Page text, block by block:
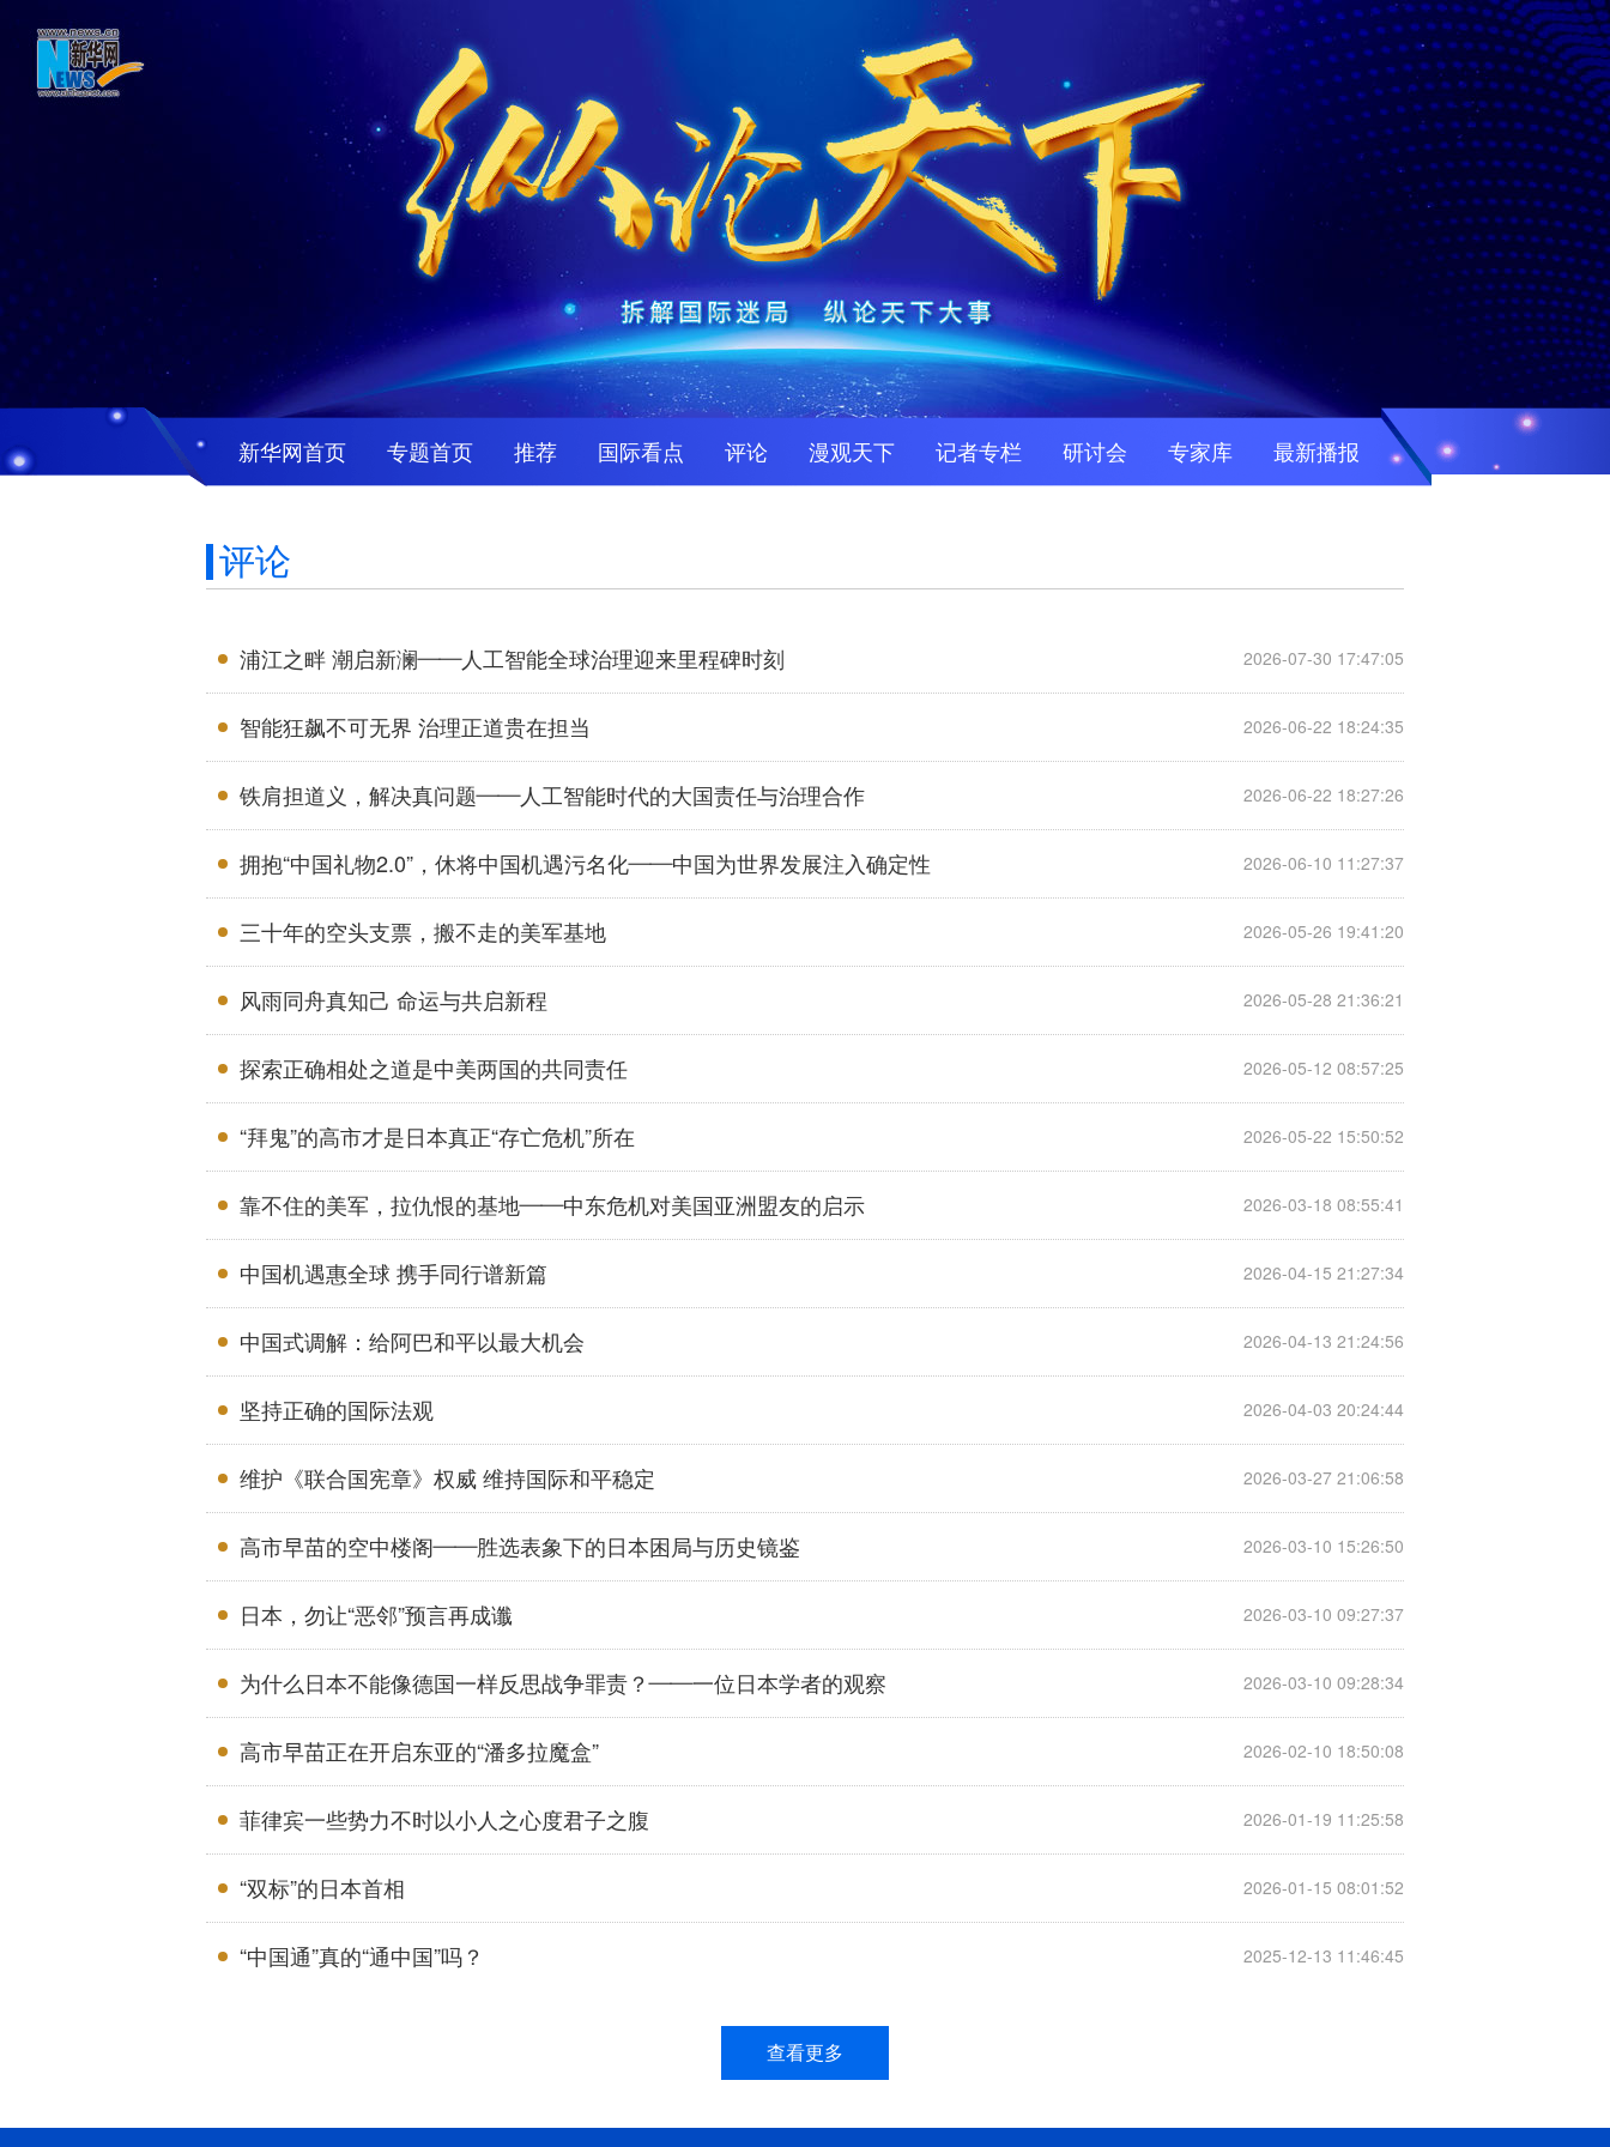
新华网首页 专题首页 推荐 国际看点 评论 漫观天下 记者专栏 研讨会 专家库 最新播报
评论
浦江之畔 潮启新澜——人工智能全球治理迎来里程碑时刻 2026-07-30 17:47:05
智能狂飙不可无界 治理正道贵在担当 2026-06-22 18:24:35
铁肩担道义，解决真问题——人工智能时代的大国责任与治理合作 2026-06-22 18:27:26
拥抱“中国礼物2.0”，休将中国机遇污名化——中国为世界发展注入确定性 2026-06-10 11:27:37
三十年的空头支票，搬不走的美军基地 2026-05-26 19:41:20
风雨同舟真知己 命运与共启新程 2026-05-28 21:36:21
探索正确相处之道是中美两国的共同责任 2026-05-12 08:57:25
“拜鬼”的高市才是日本真正“存亡危机”所在 2026-05-22 15:50:52
靠不住的美军，拉仇恨的基地——中东危机对美国亚洲盟友的启示 2026-03-18 08:55:41
中国机遇惠全球 携手同行谱新篇 2026-04-15 21:27:34
中国式调解：给阿巴和平以最大机会 2026-04-13 21:24:56
坚持正确的国际法观 2026-04-03 20:24:44
维护《联合国宪章》权威 维持国际和平稳定 2026-03-27 21:06:58
高市早苗的空中楼阁——胜选表象下的日本困局与历史镜鉴 2026-03-10 15:26:50
日本，勿让“恶邻”预言再成谶 2026-03-10 09:27:37
为什么日本不能像德国一样反思战争罪责？——一位日本学者的观察 2026-03-10 09:28:34
高市早苗正在开启东亚的“潘多拉魔盒” 2026-02-10 18:50:08
菲律宾一些势力不时以小人之心度君子之腹 2026-01-19 11:25:58
“双标”的日本首相 2026-01-15 08:01:52
“中国通”真的“通中国”吗？ 2025-12-13 11:46:45
查看更多